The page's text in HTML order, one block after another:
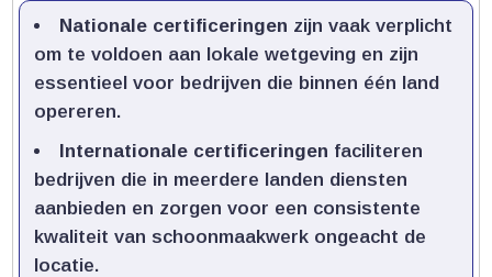
Nationale certificeringen zijn vaak verplicht
om te voldoen aan lokale wetgeving en zijn
essentieel voor bedrijven die binnen één land
opereren.​
Internationale certificeringen faciliteren
bedrijven die in meerdere landen diensten
aanbieden en zorgen voor een consistente
kwaliteit van schoonmaakwerk ongeacht de
locatie.​